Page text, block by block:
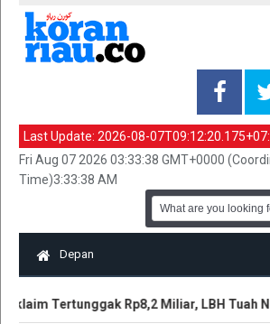
Last Update: 2026-08-
Fri Aug 07 2026 03:33:38 GMT+0000
Time)3:33:38 AM
Depan
Tertunggak Rp8,2 Miliar, LBH Tuah